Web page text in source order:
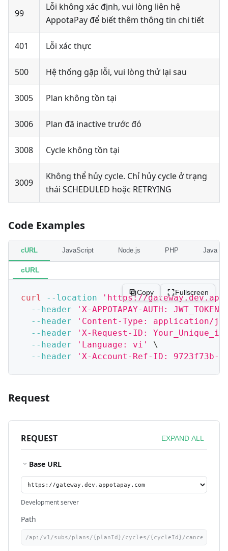
99
Lỗi không xác định, vui lòng liên hệ
AppotaPay để biết thêm thông tin chi tiết
401 Lỗi xác thực
500 Hệ thống gặp lỗi, vui lòng thử lại sau
3005 Plan không tồn tại
3006 Plan đã inactive trước đó
3008 Cycle không tồn tại
3009
Không thể hủy cycle. Chỉ hủy cycle ở trạng
thái SCHEDULED hoặc RETRYING
Code Examples
cURL JavaScript Node.js PHP Java
cURL
Copy Fullscreen
curl --location
'https://
--header
'X-APPOTAPAY-AUTH: JWT_TOKEN'
--header
'Content-Type: application/
--header
'X-Request-ID:
--header
'Language: vi'
\
--header
'X-Account-Ref-ID: 9723f73b-
Request
REQUEST EXPAND ALL
Base URL
Development server
Path